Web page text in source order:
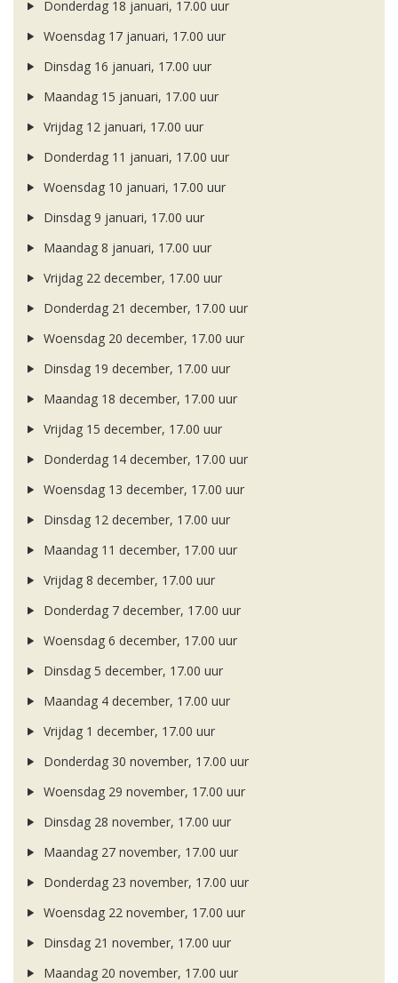
Donderdag 18 januari, 17.00 uur
Woensdag 17 januari, 17.00 uur
Dinsdag 16 januari, 17.00 uur
Maandag 15 januari, 17.00 uur
Vrijdag 12 januari, 17.00 uur
Donderdag 11 januari, 17.00 uur
Woensdag 10 januari, 17.00 uur
Dinsdag 9 januari, 17.00 uur
Maandag 8 januari, 17.00 uur
Vrijdag 22 december, 17.00 uur
Donderdag 21 december, 17.00 uur
Woensdag 20 december, 17.00 uur
Dinsdag 19 december, 17.00 uur
Maandag 18 december, 17.00 uur
Vrijdag 15 december, 17.00 uur
Donderdag 14 december, 17.00 uur
Woensdag 13 december, 17.00 uur
Dinsdag 12 december, 17.00 uur
Maandag 11 december, 17.00 uur
Vrijdag 8 december, 17.00 uur
Donderdag 7 december, 17.00 uur
Woensdag 6 december, 17.00 uur
Dinsdag 5 december, 17.00 uur
Maandag 4 december, 17.00 uur
Vrijdag 1 december, 17.00 uur
Donderdag 30 november, 17.00 uur
Woensdag 29 november, 17.00 uur
Dinsdag 28 november, 17.00 uur
Maandag 27 november, 17.00 uur
Donderdag 23 november, 17.00 uur
Woensdag 22 november, 17.00 uur
Dinsdag 21 november, 17.00 uur
Maandag 20 november, 17.00 uur